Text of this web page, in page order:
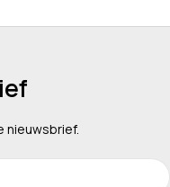
nieuwsbrief.